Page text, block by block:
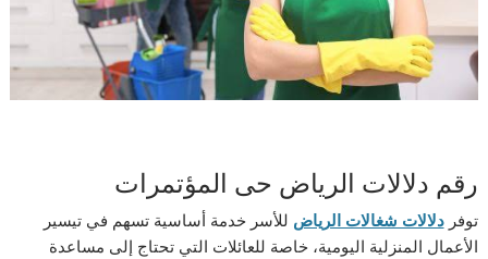
رقم دلالات الرياض حى المؤتمرات
توفردلالات شغالات الرياض للأسر خدمة أساسية تسهم في تيسير
الأعمال المنزلية اليومية، خاصة للعائلات التي تحتاج إلى مساعدة